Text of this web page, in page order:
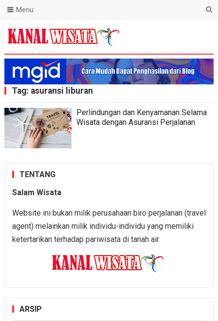
Blog Kanal Wisata
Menu
Tag: asuransi liburan
Perlindungan dan Kenyamanan Selama
Wisata dengan Asuransi Perjalanan
TENTANG
Salam Wisata
Website ini bukan milik perusahaan biro perjalanan (travel
agent) melainkan milik individu-individu yang memiliki
ketertarikan terhadap pariwisata di tanah air.
ARSIP